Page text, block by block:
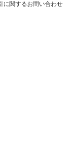
に関するお問い合わせ